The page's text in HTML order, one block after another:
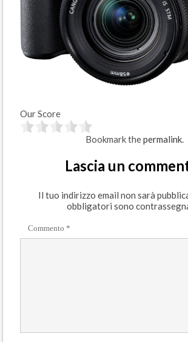
Our Score
Bookmark thepermalink.
Lascia un
Il tuo indirizzo email non sarà
obbligatori sono
Commento *